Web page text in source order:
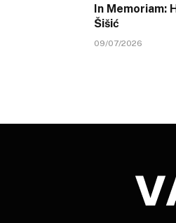
In Memoriam:
Šišić
09/07/2026